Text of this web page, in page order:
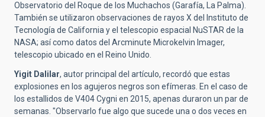
Observatorio del Roque de los Muchachos (Garafía, La Palma).
También se utilizaron observaciones de rayos X del Instituto de
Tecnología de California y el telescopio espacial NuSTAR de la
NASA; así como datos del Arcminute Microkelvin Imager,
telescopio ubicado en el Reino Unido.
Yigit Dalilar, autor principal del artículo, recordó que estas
explosiones en los agujeros negros son efímeras. En el caso de
los estallidos de V404 Cygni en 2015, apenas duraron un par de
semanas. "Observarlo fue algo que sucede una o dos veces en